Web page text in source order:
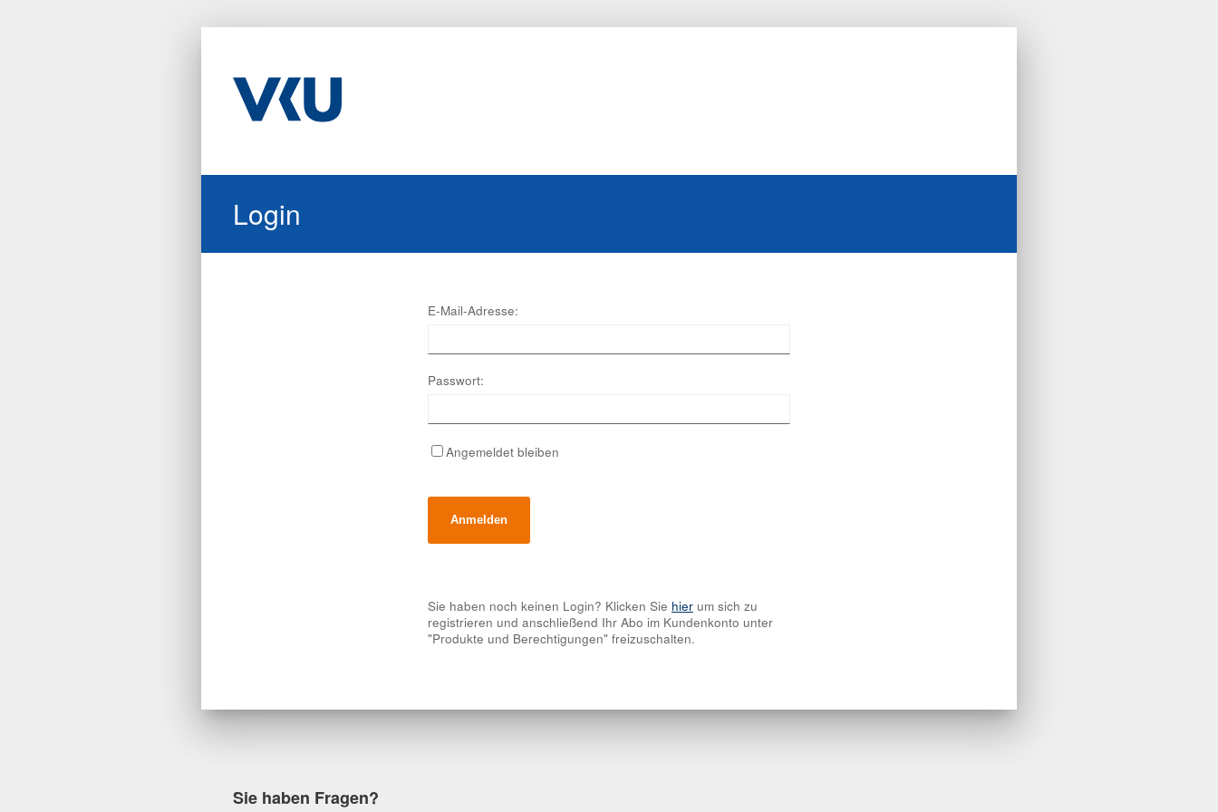
Login
E-Mail-Adresse:
Passwort:
Angemeldet bleiben
Sie haben noch keinen Login? Klicken Sie hier um sich zu
registrieren und anschließend Ihr Abo im Kundenkonto unter
"Produkte und Berechtigungen" freizuschalten.
Sie haben Fragen?